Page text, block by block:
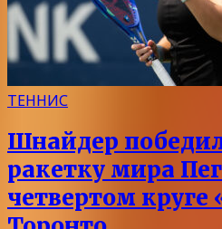
ТЕННИС
Шнайдер
ракетку мира
четвертом